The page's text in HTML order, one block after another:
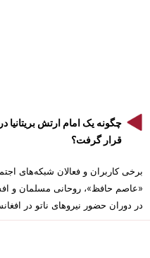
چگونه یک امام ارتش بریتانیا
قرار گرفت؟
برخی کاربران و فعالان شبکه‌های
«عاصم حافظ»، روحانی مسلمان و
در دوران حضور نیروهای ناتو در